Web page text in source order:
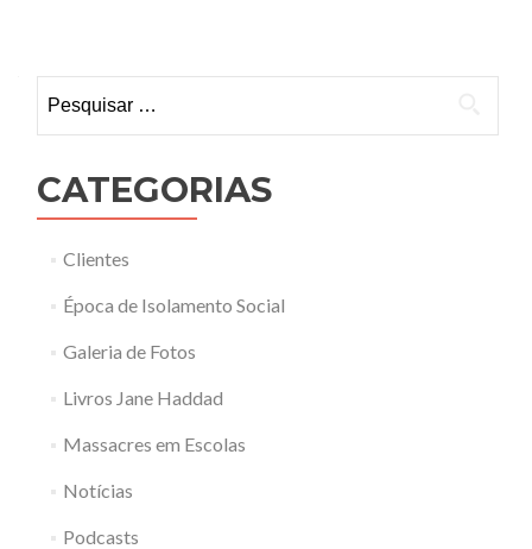
CATEGORIAS
Clientes
Época de Isolamento Social
Galeria de Fotos
Livros Jane Haddad
Massacres em Escolas
Notícias
Podcasts